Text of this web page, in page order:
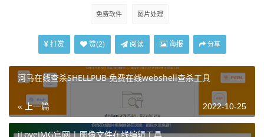
免费软件 图片处理
打赏 赞(2) 阅读 海报 分享
河马在线查杀SHELLPUB 免费在线webshell查杀工具
« 上一篇 2022-10-25
iLoveIMG官网 | 图像文件在线编辑工具